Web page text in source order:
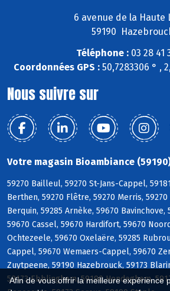
Afin de vous offrir la meilleure expérience
6 avenue de la Haute
59190
Téléphone :03 28 41
Coordonnées GPS : 50,7283306 ° ,
Nous suivre sur
Votre magasin Bioambiance
59270 Bailleul, 59270 St-Jans-Cappel,
Berthen, 59270 Flêtre, 59270 Merris,
Berquin, 59285 Arnèke, 59670 Bavinchove,
59670 Cassel, 59670 Hardifort, 59670
Ochtezeele, 59670 Oxelaëre, 59285
Cappel, 59670 Wemaers-Cappel, 59670
Zuytpeene, 59190 Hazebrouck, 59173
59173 Ebblinghem, 59190 Hondeghem,